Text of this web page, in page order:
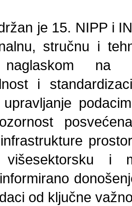
je 15. NIPP i
stručnu i
naglaskom na
i
višesektorsku i
od ključne